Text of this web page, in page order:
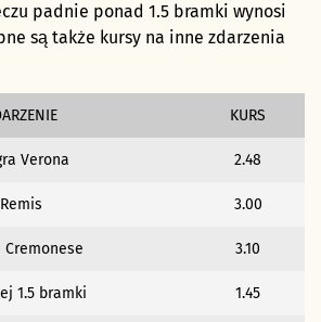
padnie ponad 1.5 bramki wynosi
są także kursy na inne zdarzenia
KURS
Verona 2.48
Remis 3.00
Cremonese 3.10
1.5 bramki 1.45